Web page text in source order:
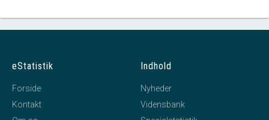
eStatistik
Forside
Kontakt
Indhold
Nyheder
Vidensbank